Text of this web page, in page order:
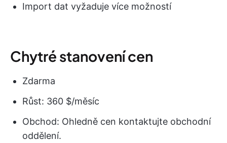
Import dat vyžaduje více možností
Chytré stanovení cen
Zdarma
Růst: 360 $/měsíc
Obchod: Ohledně cen kontaktujte obchodní
oddělení.